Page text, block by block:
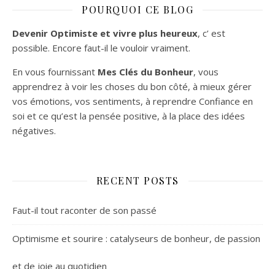
POURQUOI CE BLOG
Devenir Optimiste et vivre plus heureux, c’ est
possible. Encore faut-il le vouloir vraiment.
En vous fournissant Mes Clés du Bonheur, vous
apprendrez à voir les choses du bon côté, à mieux gérer
vos émotions, vos sentiments, à reprendre Confiance en
soi et ce qu’est la pensée positive, à la place des idées
négatives.
RECENT POSTS
Faut-il tout raconter de son passé
Optimisme et sourire : catalyseurs de bonheur, de passion
et de joie au quotidien